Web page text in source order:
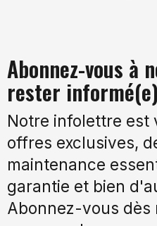
Abonnez-vous
rester
Notre infolettre est
offres exclusives,
maintenance
garantie et bien
Abonnez-vous dès